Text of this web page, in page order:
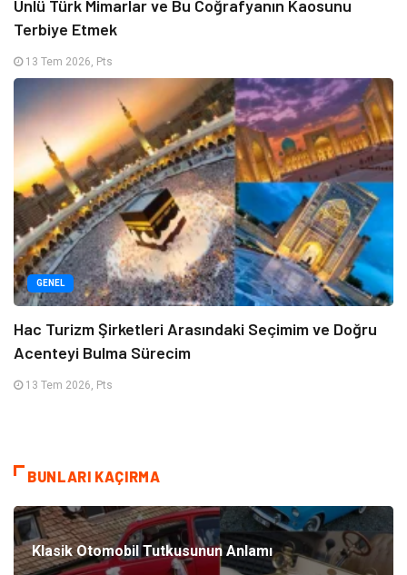
Ünlü Türk Mimarlar ve Bu Coğrafyanın Kaosunu
Terbiye Etmek
13 Tem 2026, Pts
GENEL
Hac Turizm Şirketleri Arasındaki Seçimim ve Doğru
Acenteyi Bulma Sürecim
13 Tem 2026, Pts
BUNLARI KAÇIRMA
Klasik Otomobil Tutkusunun Anlamı